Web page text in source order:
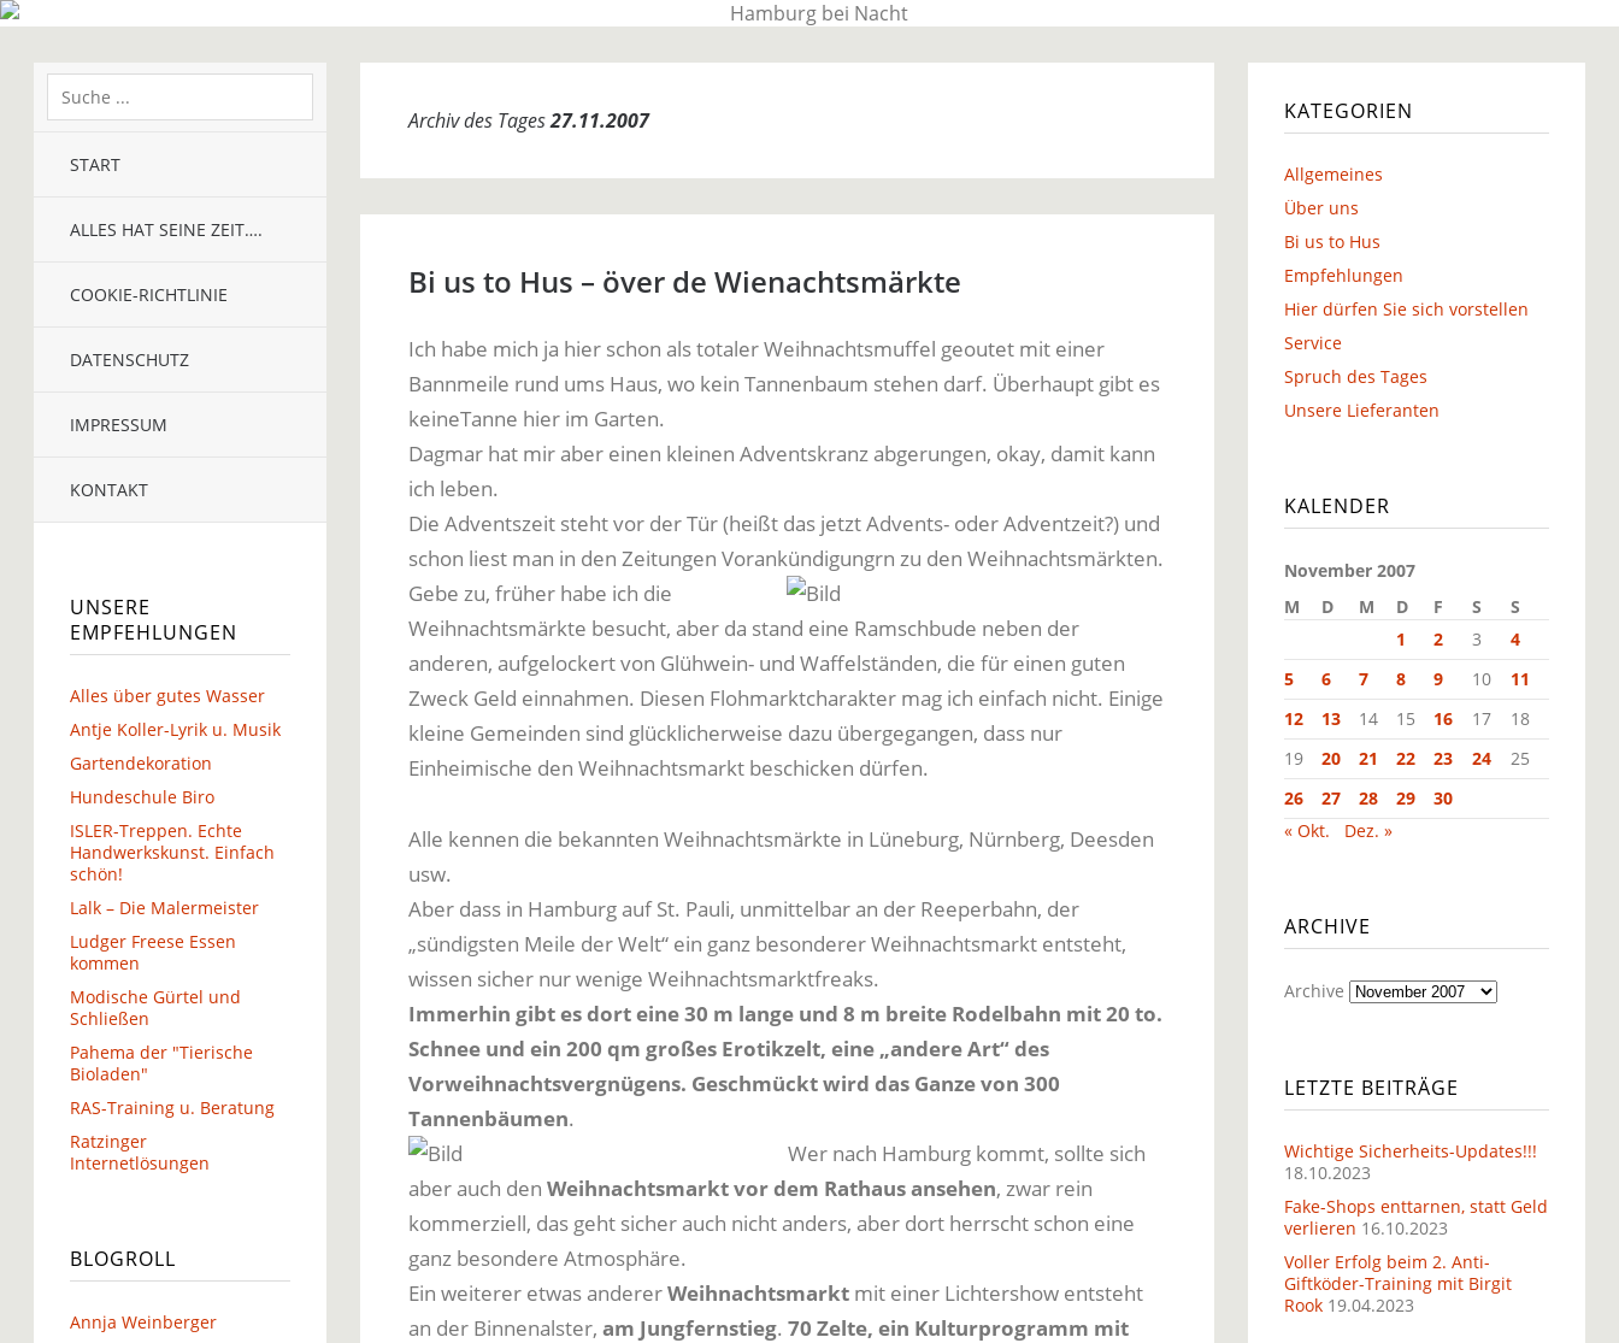
BauTime Blog
Über uns, über Produkte und unseren Alltag
START
ALLES HAT SEINE ZEIT….
COOKIE-RICHTLINIE
DATENSCHUTZ
IMPRESSUM
KONTAKT
UNSERE
EMPFEHLUNGEN
Alles über gutes Wasser
Antje Koller-Lyrik u. Musik
Gartendekoration
Hundeschule Biro
ISLER-Treppen. Echte
Handwerkskunst. Einfach
schön!
Lalk – Die Malermeister
Ludger Freese Essen
kommen
Modische Gürtel und
Schließen
Pahema der "Tierische
Bioladen"
RAS-Training u. Beratung
Ratzinger
Internetlösungen
BLOGROLL
Annja Weinberger
Archiv des Tages27.11.2007
Bi us to Hus – över de Wienachtsmärkte
Ich habe mich ja hier schon als totaler Weihnachtsmuffel geoutet mit einer
Bannmeile rund ums Haus, wo kein Tannenbaum stehen darf. Überhaupt gibt es
keineTanne hier im Garten.
Dagmar hat mir aber einen kleinen Adventskranz abgerungen, okay, damit kann
ich leben.
Die Adventszeit steht vor der Tür (heißt das jetzt Advents- oder Adventzeit?) und
schon liest man in den Zeitungen Vorankündigungrn zu den Weihnachtsmärkten.
Gebe zu, früher habe ich die
Weihnachtsmärkte besucht, aber da stand eine Ramschbude neben der
anderen, aufgelockert von Glühwein- und Waffelständen, die für einen guten
Zweck Geld einnahmen. Diesen Flohmarktcharakter mag ich einfach nicht. Einige
kleine Gemeinden sind glücklicherweise dazu übergegangen, dass nur
Einheimische den Weihnachtsmarkt beschicken dürfen.
Alle kennen die bekannten Weihnachtsmärkte in Lüneburg, Nürnberg, Deesden
usw.
Aber dass in Hamburg auf St. Pauli, unmittelbar an der Reeperbahn, der
„sündigsten Meile der Welt“ ein ganz besonderer Weihnachtsmarkt entsteht,
wissen sicher nur wenige Weihnachtsmarktfreaks.
Immerhin gibt es dort eine 30 m lange und 8 m breite Rodelbahn mit 20 to.
Schnee und ein 200 qm großes Erotikzelt, eine „andere Art“ des
Vorweihnachtsvergnügens. Geschmückt wird das Ganze von 300
Tannenbäumen.
Wer nach Hamburg kommt, sollte sich
aber auch den Weihnachtsmarkt vor dem Rathaus ansehen, zwar rein
kommerziell, das geht sicher auch nicht anders, aber dort herrscht schon eine
ganz besondere Atmosphäre.
Ein weiterer etwas andererWeihnachtsmarktmit einer Lichtershow entsteht
an der Binnenalster, am Jungfernstieg. 70 Zelte, ein Kulturprogramm mit
KATEGORIEN
Allgemeines
Über uns
Bi us to Hus
Empfehlungen
Hier dürfen Sie sich vorstellen
Service
Spruch des Tages
Unsere Lieferanten
KALENDER
November 2007
M
D M D F S
S
1
2 3
4
5
6 7 8 9 10
11
12
13 14 15 16 17
18
19
20 21 22 23 24
25
26
27 28 29
30
« Okt.
Dez. »
ARCHIVE
Archive
LETZTE BEITRÄGE
Wichtige Sicherheits-Updates!!!
18.10.2023
Fake-Shops enttarnen, statt Geld
verlieren 16.10.2023
Voller Erfolg beim 2. Anti-
Giftköder-Training mit Birgit
Rook 19.04.2023